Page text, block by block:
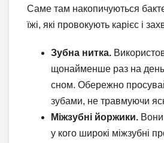
Саме там накопичуються
їжі, які провокують карієс і
Зубна нитка.
щонайменше раз на
сном. Обережно
зубами, не травмуючи
Міжзубні йоржики. Вони
у кого широкі міжзубні